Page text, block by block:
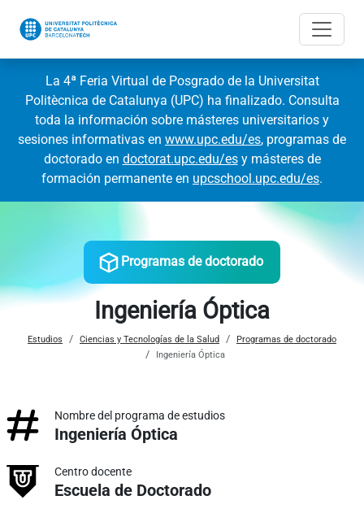
La 4ª Feria Virtual de Posgrado de la Universitat
Politècnica de Catalunya (UPC) ha finalizado. Consulta
toda la información sobre másteres universitarios y
sesiones informativas en www.upc.edu/es, programas de
doctorado en doctorat.upc.edu/esy másteres de
formación permanente en upcschool.upc.edu/es.
Programas de doctorado
Ingeniería Óptica
Estudios Ciencias y Tecnologías de la Salud
Programas de doctorado
Ingeniería Óptica
Nombre del programa de estudios
Ingeniería Óptica
Centro docente
Escuela de Doctorado